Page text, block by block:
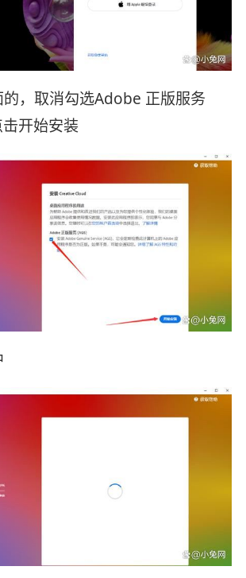
，取消勾选Adobe 正版服务
开始安装